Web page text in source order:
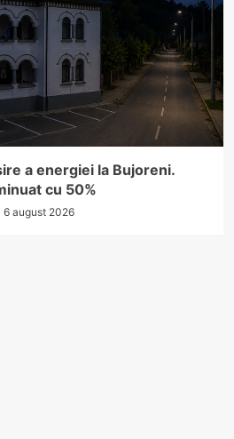
a energiei la Bujoreni.
cu 50%
6 august 2026